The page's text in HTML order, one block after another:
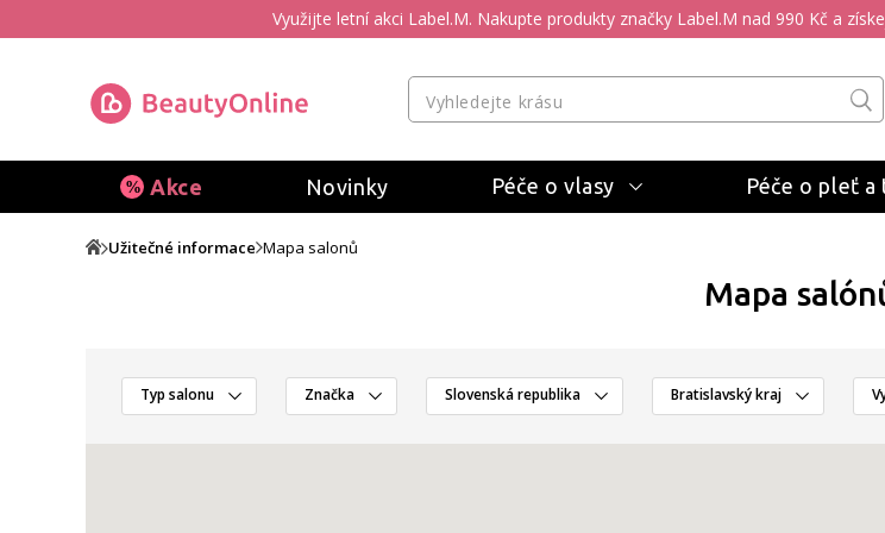
Využijte letní akci Label.M. Nakupte produkty značky Label.M nad 990 Kč a
Akce Novinky Péče o vlasy Péče o pleť a
Užitečné informace Mapa salonů
Mapa
Typ salonu Značka Slovenská republika Bratislavský kraj